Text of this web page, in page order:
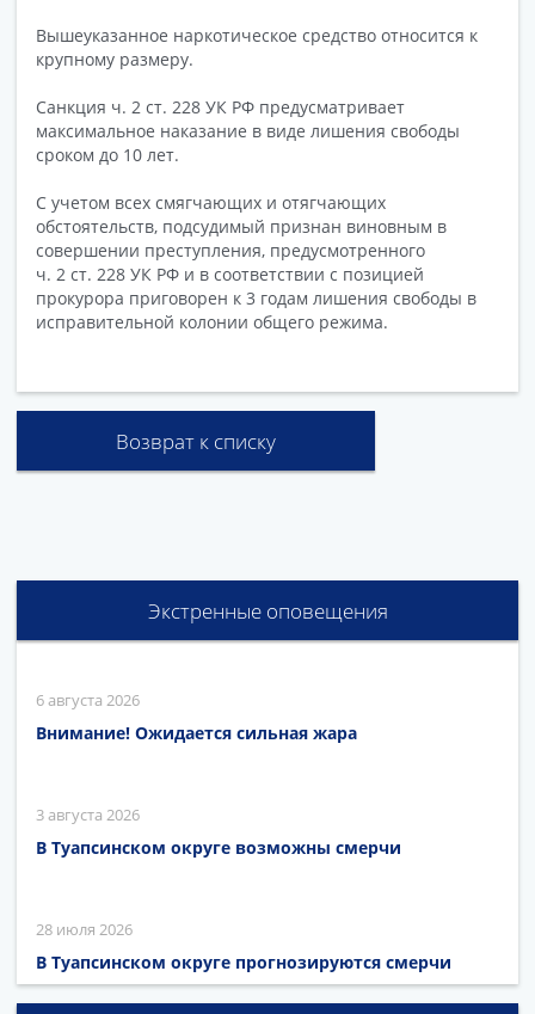
Вышеуказанное наркотическое средство относится к
крупному размеру.
Санкция ч. 2 ст. 228 УК РФ предусматривает
максимальное наказание в виде лишения свободы
сроком до 10 лет.
С учетом всех смягчающих и отягчающих
обстоятельств, подсудимый признан виновным в
совершении преступления, предусмотренного
ч. 2 ст. 228 УК РФ и в соответствии с позицией
прокурора приговорен к 3 годам лишения свободы в
исправительной колонии общего режима.
Возврат к списку
Экстренные оповещения
6 августа 2026
Внимание! Ожидается сильная жара
3 августа 2026
В Туапсинском округе возможны смерчи
28 июля 2026
В Туапсинском округе прогнозируются смерчи